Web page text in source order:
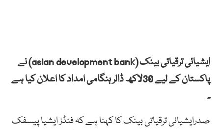
ایشیائی ترقیاتی بینک (asian development bank) نے
پاکستان کے لیے 30لاکھ ڈالر ہنگامی امداد کا اعلان کیا ہے
۔
صدرایشیائی ترقیاتی بینک کا کہنا ہے کہ فنڈز ایشیا پیسفک